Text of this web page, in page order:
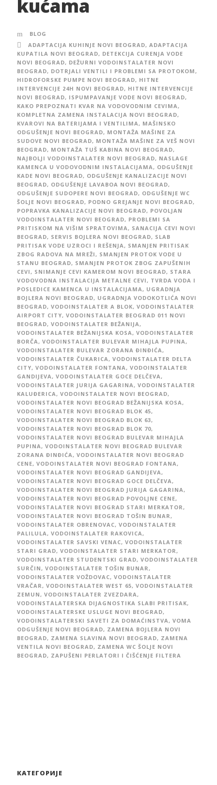
kućama
BLOG
ADAPTACIJA KUHINJE NOVI BEOGRAD, ADAPTACIJA
KUPATILA NOVI BEOGRAD, DETEKCIJA CURENJA VODE
NOVI BEOGRAD, DEŽURNI VODOINSTALATER NOVI
BEOGRAD, DOTRJALI VENTILI I PROBLEMI SA PROTOKOM ,
HIDROFORSKE PUMPE NOVI BEOGRAD, HITNE
INTERVENCIJE 24H NOVI BEOGRAD, HITNE INTERVENCIJE
NOVI BEOGRAD, ISPUMPAVANJE VODE NOVI BEOGRAD,
KAKO PREPOZNATI KVAR NA VODOVODNIM CEVIMA ,
KOMPLETNA ZAMENA INSTALACIJA NOVI BEOGRAD,
KVAROVI NA BATERIJAMA I VENTILIMA , MAŠINSKO
ODGUŠENJE NOVI BEOGRAD, MONTAŽA MAŠINE ZA
SUDOVE NOVI BEOGRAD, MONTAŽA MAŠINE ZA VEŠ NOVI
BEOGRAD, MONTAŽA TUŠ KABINA NOVI BEOGRAD,
NAJBOLJI VODOINSTALATER NOVI BEOGRAD, NASLAGE
KAMENCA U VODOVODNIM INSTALACIJAMA , ODGUŠENJE
KADE NOVI BEOGRAD, ODGUŠENJE KANALIZACIJE NOVI
BEOGRAD, ODGUŠENJE LAVABOA NOVI BEOGRAD,
ODGUŠENJE SUDOPERE NOVI BEOGRAD, ODGUŠENJE WC
ŠOLJE NOVI BEOGRAD, PODNO GREJANJE NOVI BEOGRAD,
POPRAVKA KANALIZACIJE NOVI BEOGRAD, POVOLJAN
VODOINSTALATER NOVI BEOGRAD, PROBLEMI SA
PRITISKOM NA VIŠIM SPRATOVIMA , SANACIJA CEVI NOVI
BEOGRAD, SERVIS BOJLERA NOVI BEOGRAD, SLAB
PRITISAK VODE UZROCI I REŠENJA , SMANJEN PRITISAK
ZBOG RADOVA NA MREŽI , SMANJEN PROTOK VODE U
STANU BEOGRAD, SMANJEN PROTOK ZBOG ZAPUŠENIH
CEVI , SNIMANJE CEVI KAMEROM NOVI BEOGRAD, STARA
VODOVODNA INSTALACIJA METALNE CEVI , TVRDA VODA I
POSLEDICE KAMENCA U INSTALACIJAMA , UGRADNJA
BOJLERA NOVI BEOGRAD, UGRADNJA VODOKOTLIĆA NOVI
BEOGRAD, VODOINSTALATER A BLOK, VODOINSTALATER
AIRPORT CITY, VODOINSTALATER BEOGRAD 011 NOVI
BEOGRAD, VODOINSTALATER BEŽANIJA ,
VODOINSTALATER BEŽANIJSKA KOSA , VODOINSTALATER
BORČA , VODOINSTALATER BULEVAR MIHAJLA PUPINA ,
VODOINSTALATER BULEVAR ZORANA ĐINĐIĆA ,
VODOINSTALATER ČUKARICA , VODOINSTALATER DELTA
CITY, VODOINSTALATER FONTANA , VODOINSTALATER
GANDIJEVA , VODOINSTALATER GOCE DELČEVA ,
VODOINSTALATER JURIJA GAGARINA , VODOINSTALATER
KALUĐERICA , VODOINSTALATER NOVI BEOGRAD,
VODOINSTALATER NOVI BEOGRAD BEŽANIJSKA KOSA ,
VODOINSTALATER NOVI BEOGRAD BLOK 45,
VODOINSTALATER NOVI BEOGRAD BLOK 63,
VODOINSTALATER NOVI BEOGRAD BLOK 70,
VODOINSTALATER NOVI BEOGRAD BULEVAR MIHAJLA
PUPINA , VODOINSTALATER NOVI BEOGRAD BULEVAR
ZORANA ĐINĐIĆA , VODOINSTALATER NOVI BEOGRAD
CENE, VODOINSTALATER NOVI BEOGRAD FONTANA ,
VODOINSTALATER NOVI BEOGRAD GANDIJEVA ,
VODOINSTALATER NOVI BEOGRAD GOCE DELČEVA ,
VODOINSTALATER NOVI BEOGRAD JURIJA GAGARINA ,
VODOINSTALATER NOVI BEOGRAD POVOLJNE CENE,
VODOINSTALATER NOVI BEOGRAD STARI MERKATOR ,
VODOINSTALATER NOVI BEOGRAD TOŠIN BUNAR ,
VODOINSTALATER OBRENOVAC, VODOINSTALATER
PALILULA , VODOINSTALATER RAKOVICA ,
VODOINSTALATER SAVSKI VENAC, VODOINSTALATER
STARI GRAD, VODOINSTALATER STARI MERKATOR ,
VODOINSTALATER STUDENTSKI GRAD, VODOINSTALATER
SURČIN , VODOINSTALATER TOŠIN BUNAR ,
VODOINSTALATER VOŽDOVAC, VODOINSTALATER
VRAČAR , VODOINSTALATER WEST 65, VODOINSTALATER
ZEMUN , VODOINSTALATER ZVEZDARA ,
VODOINSTALATERSKA DIJAGNOSTIKA SLABI PRITISAK,
VODOINSTALATERSKE USLUGE NOVI BEOGRAD,
VODOINSTALATERSKI SAVETI ZA DOMAĆINSTVA , VOMA
ODGUŠENJE NOVI BEOGRAD, ZAMENA BOJLERA NOVI
BEOGRAD, ZAMENA SLAVINA NOVI BEOGRAD, ZAMENA
VENTILA NOVI BEOGRAD, ZAMENA WC ŠOLJE NOVI
BEOGRAD, ZAPUŠENI PERLATORI I ČIŠĆENJE FILTERA
КАТЕГОРИЈЕ